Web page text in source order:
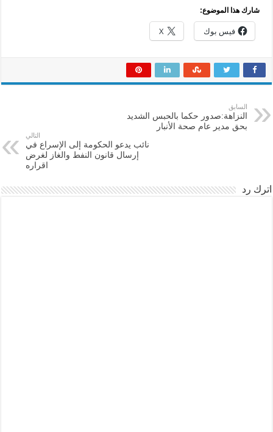
شارك هذا الموضوع:
فيس بوك X
السابق
النزاهة:صدور حكما بالحبس الشديد
بحق مدير عام صحة الأنبار
التالي
نائب يدعو الحكومة إلى الإسراع في
إرسال قانون النفط والغاز لغرض
اقراره
اترك رد